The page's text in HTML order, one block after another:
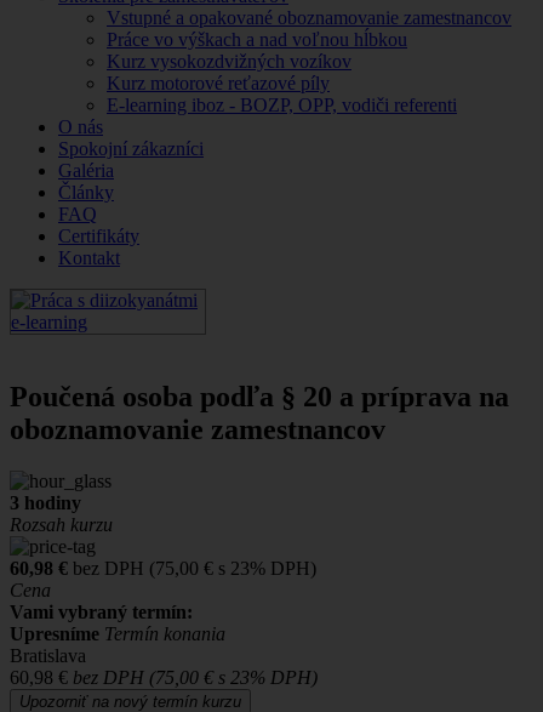
Vstupné a opakované oboznamovanie zamestnancov
Práce vo výškach a nad voľnou hĺbkou
Kurz vysokozdvižných vozíkov
Kurz motorové reťazové píly
E-learning iboz - BOZP, OPP, vodiči referenti
O nás
Spokojní zákazníci
Galéria
Články
FAQ
Certifikáty
Kontakt
Poučená osoba podľa § 20 a príprava na
oboznamovanie zamestnancov
3 hodiny
Rozsah kurzu
60,98 € bez DPH (75,00 € s 23% DPH)
Cena
Vami vybraný termín:
Upresníme Termín konania
Bratislava
60,98 € bez DPH (75,00 € s 23% DPH)
Upozorniť na nový termín kurzu